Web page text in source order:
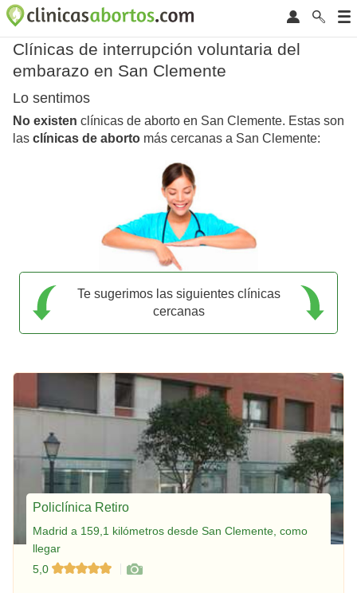
Clínicas de interrupción voluntaria del
embarazo en San Clemente
Lo sentimos
No existen clínicas de aborto en San Clemente. Estas son
las clínicas de aborto más cercanas a San Clemente:
Te sugerimos las siguientes clínicas
cercanas
Policlínica Retiro
Madrid a 159,1 kilómetros desde San Clemente, como
llegar
5,0